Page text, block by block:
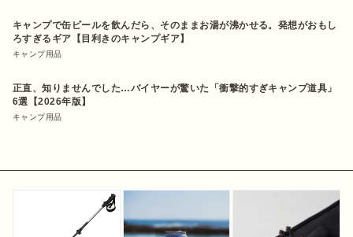
キャンプで缶ビールを飲んだら、そのままお湯が沸かせる。発想がおもし
ろすぎるギア【目利きのキャンプギア】
キャンプ用品
正直、知りませんでした…バイヤーが驚いた「衝撃的すぎキャンプ道具」
6選【2026年版】
キャンプ用品